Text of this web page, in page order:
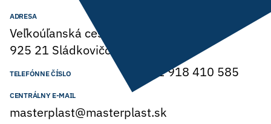
ADRESA
Veľkoúľanská cesta 1339,
925 21 Sládkovičovo, Slovensko
TELEFÓNNE ČÍSLO +421 918 410 585
CENTRÁLNY E-MAIL
masterplast@masterplast.sk